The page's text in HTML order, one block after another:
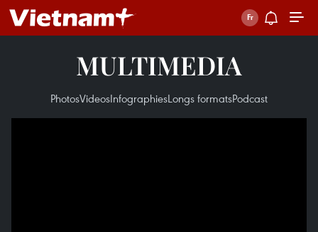
MULTIMEDIA
PhotosVideosInfographiesLongs formatsPodcast